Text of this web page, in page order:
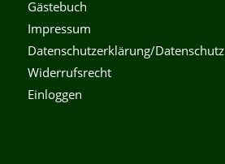
Gästebuch
Impressum
Datenschutzerklärung/Datenschutz
Widerrufsrecht
Einloggen